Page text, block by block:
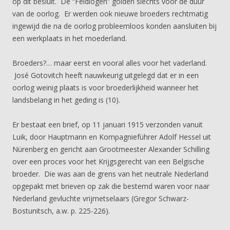
van de oorlog. Er werden ook nieuwe broeders rechtmatig
ingewijd die na de oorlog probleemloos konden aansluiten bij
een werkplaats in het moederland.
Broeders?… maar eerst en vooral alles voor het vaderland.
José Gotovitch heeft nauwkeurig uitgelegd dat er in een
oorlog weinig plaats is voor broederlijkheid wanneer het
landsbelang in het geding is (10).
Er bestaat een brief, op 11 januari 1915 verzonden vanuit
Luik, door Hauptmann en Kompagnieführer Adolf Hessel uit
Nürenberg en gericht aan Grootmeester Alexander Schilling
over een proces voor het Krijgsgerecht van een Belgische
broeder. Die was aan de grens van het neutrale Nederland
opgepakt met brieven op zak die bestemd waren voor naar
Nederland gevluchte vrijmetselaars (Gregor Schwarz-
Bostunitsch, a.w. p. 225-226).